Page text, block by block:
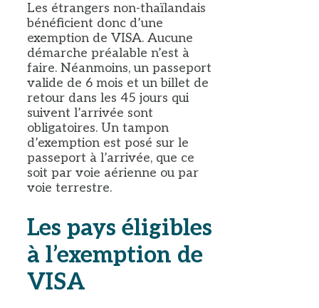
Les étrangers non-thaïlandais
bénéficient donc d’une
exemption de VISA. Aucune
démarche préalable n’est à
faire. Néanmoins, un passeport
valide de 6 mois et un billet de
retour dans les 45 jours qui
suivent l’arrivée sont
obligatoires. Un tampon
d’exemption est posé sur le
passeport à l’arrivée, que ce
soit par voie aérienne ou par
voie terrestre.
Les pays éligibles
à l’exemption de
VISA